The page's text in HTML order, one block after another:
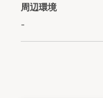
周辺環境
-